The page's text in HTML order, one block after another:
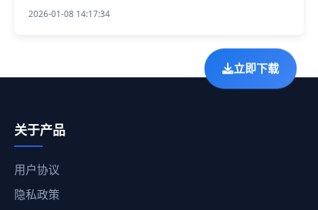
2026-01-08 14:17:34
立即下载
关于产品
用户协议
隐私政策